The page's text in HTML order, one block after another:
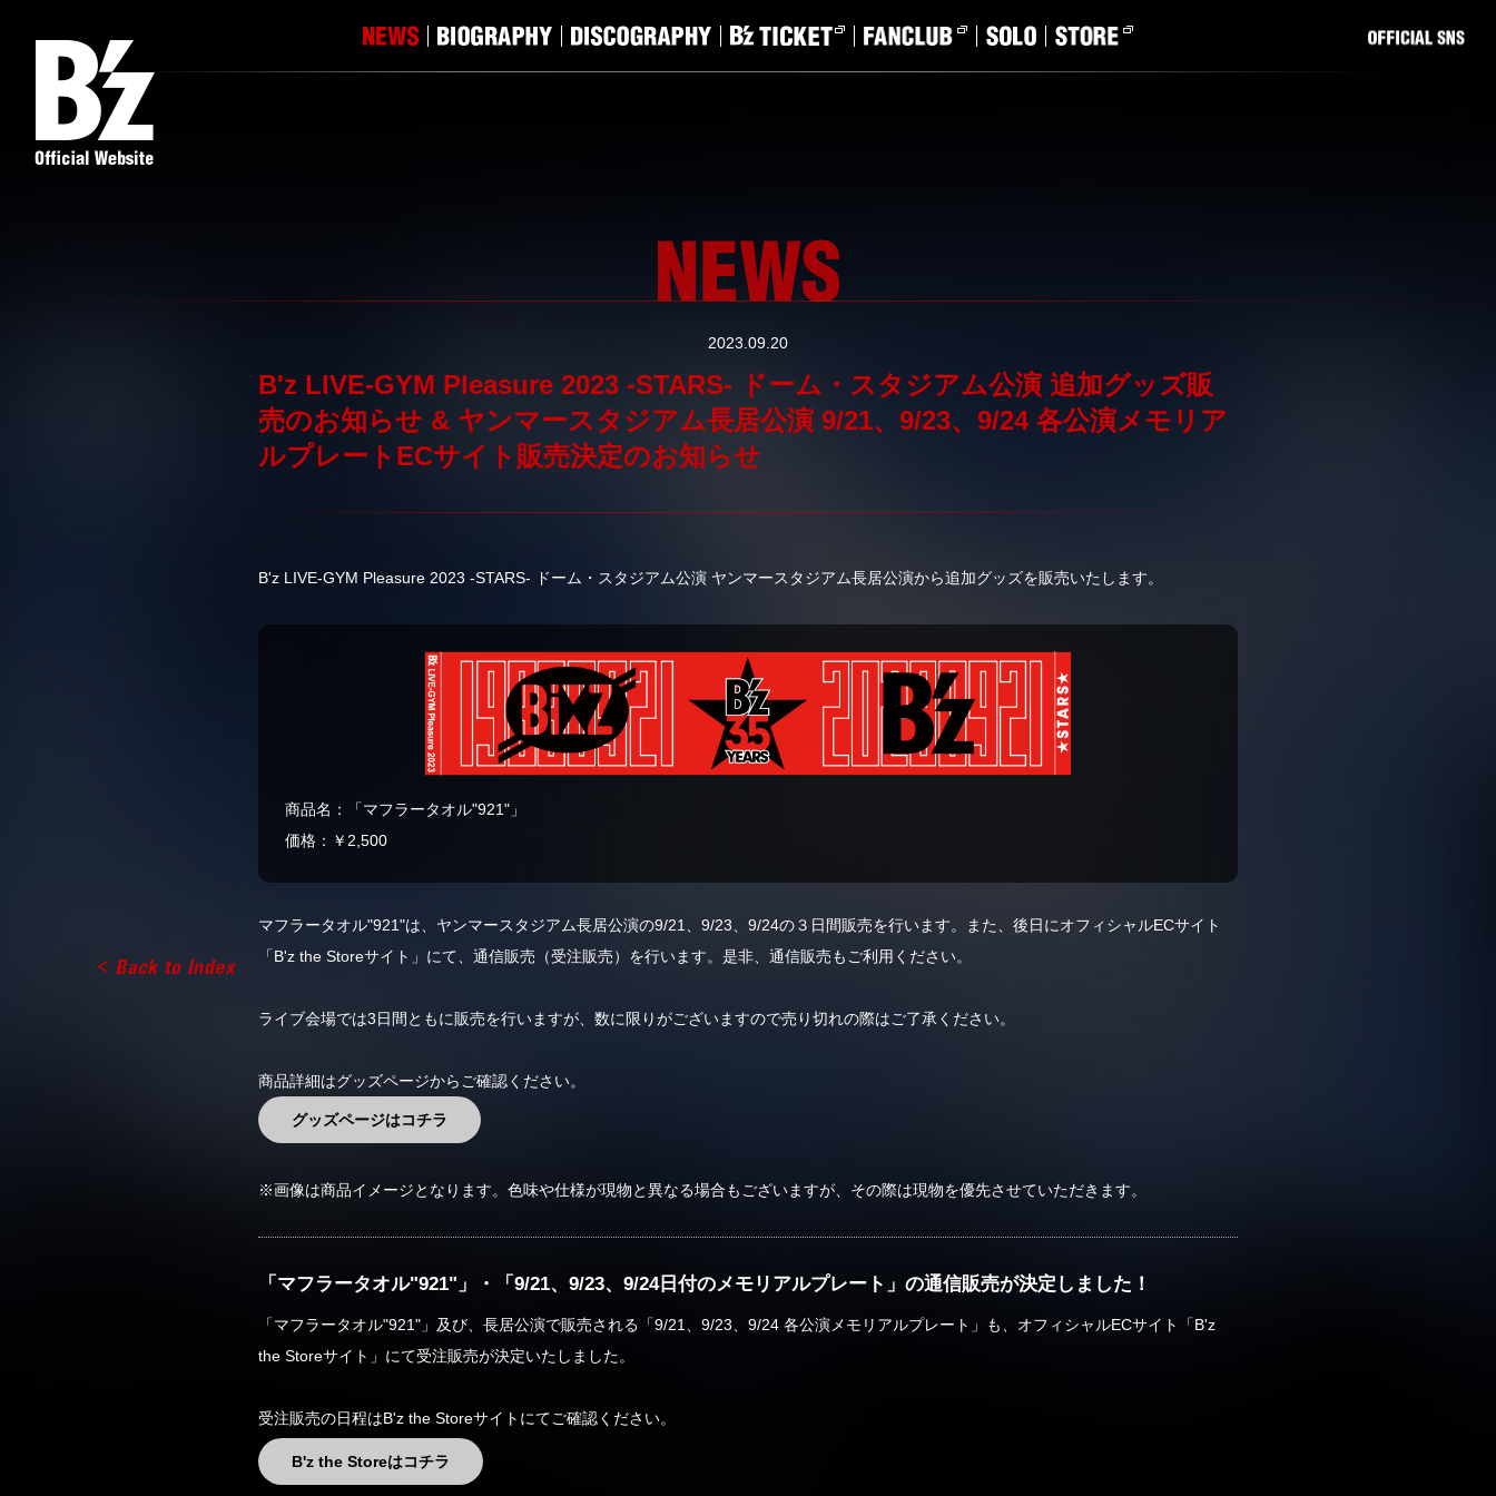
2023.09.20
B'z LIVE-GYM Pleasure 2023 -STARS- ドーム・スタジアム公演 追加グッズ販
売のお知らせ & ヤンマースタジアム長居公演 9/21、9/23、9/24 各公演メモリア
ルプレートECサイト販売決定のお知らせ
B'z LIVE-GYM Pleasure 2023 -STARS- ドーム・スタジアム公演 ヤンマースタジアム長居公演から追加グッズを販売いたします。
商品名：「マフラータオル"921"」
価格：￥2,500
マフラータオル"921"は、ヤンマースタジアム長居公演の9/21、9/23、9/24の３日間販売を行います。また、後日にオフィシャルECサイト
「B'z the Storeサイト」にて、通信販売（受注販売）を行います。是非、通信販売もご利用ください。
ライブ会場では3日間ともに販売を行いますが、数に限りがございますので売り切れの際はご了承ください。
商品詳細はグッズページからご確認ください。
グッズページはコチラ
※画像は商品イメージとなります。色味や仕様が現物と異なる場合もございますが、その際は現物を優先させていただきます。
「マフラータオル"921"」・「9/21、9/23、9/24日付のメモリアルプレート」の通信販売が決定しました！
「マフラータオル"921"」及び、長居公演で販売される「9/21、9/23、9/24 各公演メモリアルプレート」も、オフィシャルECサイト「B'z
the Storeサイト」にて受注販売が決定いたしました。
受注販売の日程はB'z the Storeサイトにてご確認ください。
B'z the Storeはコチラ